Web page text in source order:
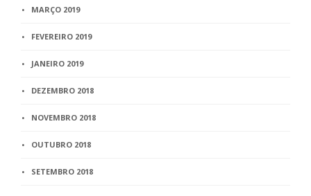
MARÇO 2019
FEVEREIRO 2019
JANEIRO 2019
DEZEMBRO 2018
NOVEMBRO 2018
OUTUBRO 2018
SETEMBRO 2018